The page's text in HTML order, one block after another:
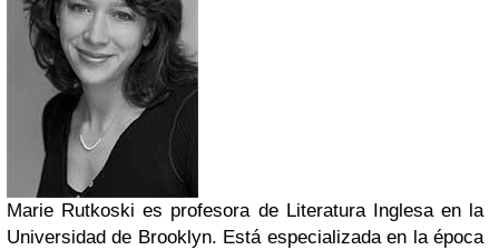
Marie Rutkoski es profesora de Literatura Inglesa en la
Universidad de Brooklyn. Está especializada en la época